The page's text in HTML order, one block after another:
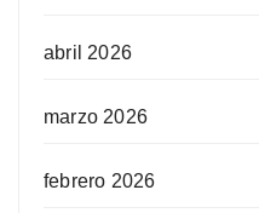
abril 2026
marzo 2026
febrero 2026